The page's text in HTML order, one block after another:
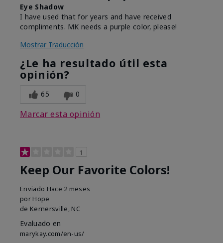
Eye Shadow
I have used that for years and have received
compliments. MK needs a purple color, please!
Mostrar Traducción
¿Le ha resultado útil esta
opinión?
65 0
Marcar esta opinión
1
Keep Our Favorite Colors!
Enviado Hace 2 meses
por Hope
de Kernersville, NC
Evaluado en
marykay.com/en-us/